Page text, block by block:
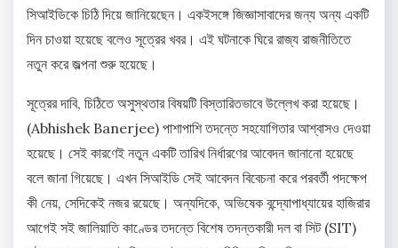
সিআইডিকে চিঠি দিয়ে জানিয়েছেন। একইসঙ্গে জিজ্ঞাসাবাদের জন্য অন্য একটি
দিন চাওয়া হয়েছে বলেও সূত্রের খবর। এই ঘটনাকে ঘিরে রাজ্য রাজনীতিতে
নতুন করে জল্পনা শুরু হয়েছে।
সূত্রের দাবি, চিঠিতে অসুস্থতার বিষয়টি বিস্তারিতভাবে উল্লেখ করা হয়েছে।
(Abhishek Banerjee) পাশাপাশি তদন্তে সহযোগিতার আশ্বাসও দেওয়া
হয়েছে। সেই কারণেই নতুন একটি তারিখ নির্ধারণের আবেদন জানানো হয়েছে
বলে জানা গিয়েছে। এখন সিআইডি সেই আবেদন বিবেচনা করে পরবর্তী পদক্ষেপ
কী নেয়, সেদিকেই নজর রয়েছে। অন্যদিকে, অভিষেক বন্দ্যোপাধ্যায়ের হাজিরার
আগেই সই জালিয়াতি কাণ্ডের তদন্তে বিশেষ তদন্তকারী দল বা সিট (SIT)